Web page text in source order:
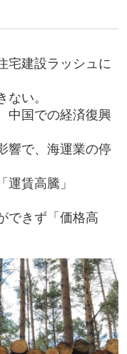
宅建設ラッシュに
い。
中国での経済復興
響で、海運業の停
賃高騰」
きず「価格高